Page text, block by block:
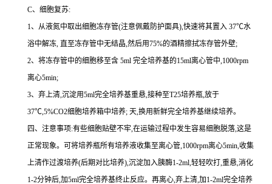
C、细胞复苏:
1、从液氮中取出细胞冻存管(注意佩戴防护面具),快速将其置入 37℃水
浴中解冻, 直至冻存管中无结晶,然后用75%的酒精擦拭冻存管外壁;
2、将冻存管中的细胞移至含 5ml 完全培养基的15ml离心管中,1000rpm
离心5min;
3、弃上清,沉淀用5ml完全培养基重悬,接种至T25培养瓶,放于
37℃,5%CO2细胞培养箱中培养; 天,换用新鲜完全培养基继续培养。
四、注意事项:有些细胞贴壁不牢,在运输过程中发生容易细胞脱落,这是
正常现象。可将培养瓶所有培养液收集至离心管,1000rpm离心5min,收集
上清作过渡培养(后期对比培养),沉淀加入胰酶1-2ml,轻轻吹打,重悬,消化
1-2分钟后,加5ml完全培养基终止反应。再离心,弃上清,加1-2ml完全培养